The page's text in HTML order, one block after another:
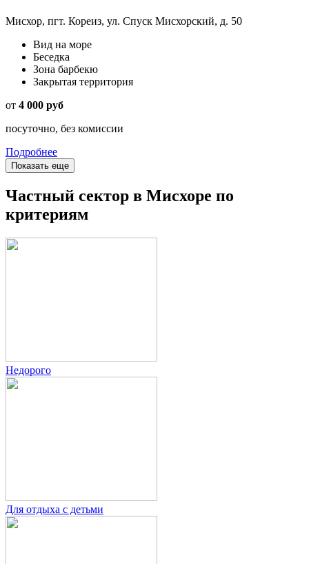
Мисхор, пгт. Кореиз, ул. Спуск Мисхорский, д. 50
Вид на море
Беседка
Зона барбекю
Закрытая территория
от 4 000 руб
посуточно, без комиссии
Подробнее
Показать еще
Частный сектор в Мисхоре по
критериям
Недорого
Для отдыха с детьми